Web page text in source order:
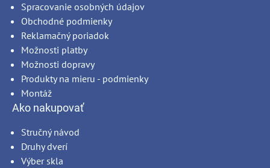
Spracovanie osobných údajov
Obchodné podmienky
Reklamačný poriadok
Možnosti platby
Možnosti dopravy
Produkty na mieru - podmienky
Montáž
Ako nakupovať
Stručný návod
Druhy dverí
Výber skla